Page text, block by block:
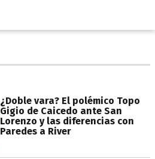
¿Doble vara? El polémico Topo
Gigio de Caicedo ante San
Lorenzo y las diferencias con
Paredes a River